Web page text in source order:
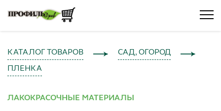
КАТАЛОГ ТОВАРОВ САД, ОГОРОД
ПЛЕНКА
ЛАКОКРАСОЧНЫЕ МАТЕРИАЛЫ